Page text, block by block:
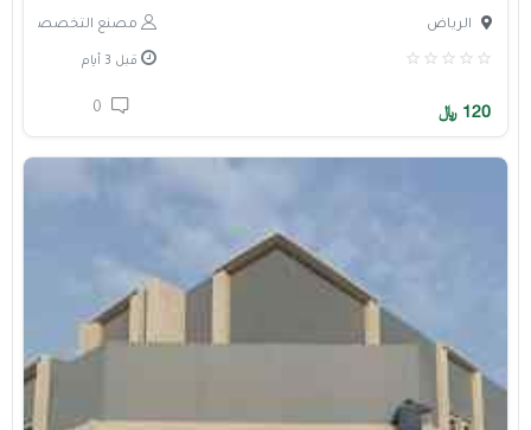
مصنع التخصصي الرياض
قبل 3 أيام
120 ﷼